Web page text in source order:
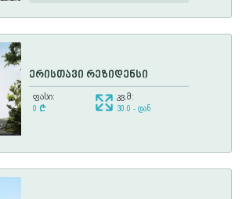
ერისთავი რეზიდენსი
ფასი:
0 ¢
კვ.მ:
30.0 - დან